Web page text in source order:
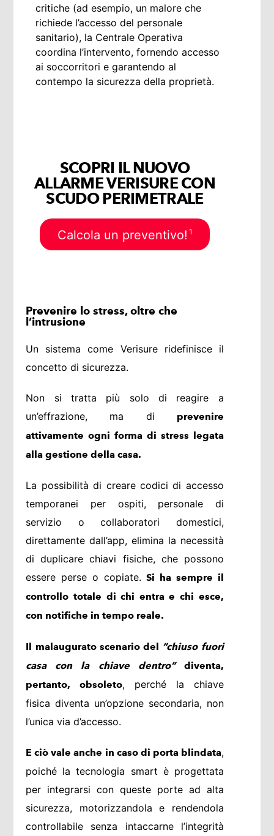
critiche (ad esempio, un malore che
richiede l’accesso del personale
sanitario), la Centrale Operativa
coordina l’intervento, fornendo accesso
ai soccorritori e garantendo al
contempo la sicurezza della proprietà.
SCOPRI IL NUOVO
ALLARME VERISURE CON
SCUDO PERIMETRALE
Calcola un preventivo! 1
Prevenire lo stress, oltre che
l’intrusione
Un sistema come Verisure ridefinisce il
concetto di sicurezza.
Non si tratta più solo di reagire a
un’effrazione, ma di
prevenire
attivamente ogni forma di stress legata
alla gestione della casa.
La possibilità di creare codici di accesso
temporanei per ospiti, personale di
servizio o collaboratori domestici,
direttamente dall’app, elimina la necessità
di duplicare chiavi fisiche, che possono
essere perse o copiate.Si ha sempre il
controllo totale di chi entra e chi esce,
con notifiche in tempo reale.
Il malaugurato scenario del “chiuso fuori
casa con la chiave dentro”diventa,
pertanto, obsoleto, perché la chiave
fisica diventa un’opzione secondaria, non
l’unica via d’accesso.
E ciò vale anche in caso di porta blindata,
poiché la tecnologia smart è progettata
per integrarsi con queste porte ad alta
sicurezza, motorizzandola e rendendola
controllabile senza intaccarne l’integrità